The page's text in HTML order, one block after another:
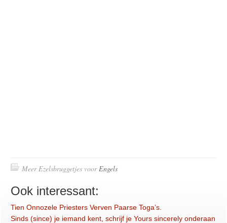
Meer Ezelsbruggetjes voorEngels
Ook interessant:
Tien Onnozele Priesters Verven Paarse Toga’s.
Sinds (since) je iemand kent, schrijf je Yours sincerely onderaan